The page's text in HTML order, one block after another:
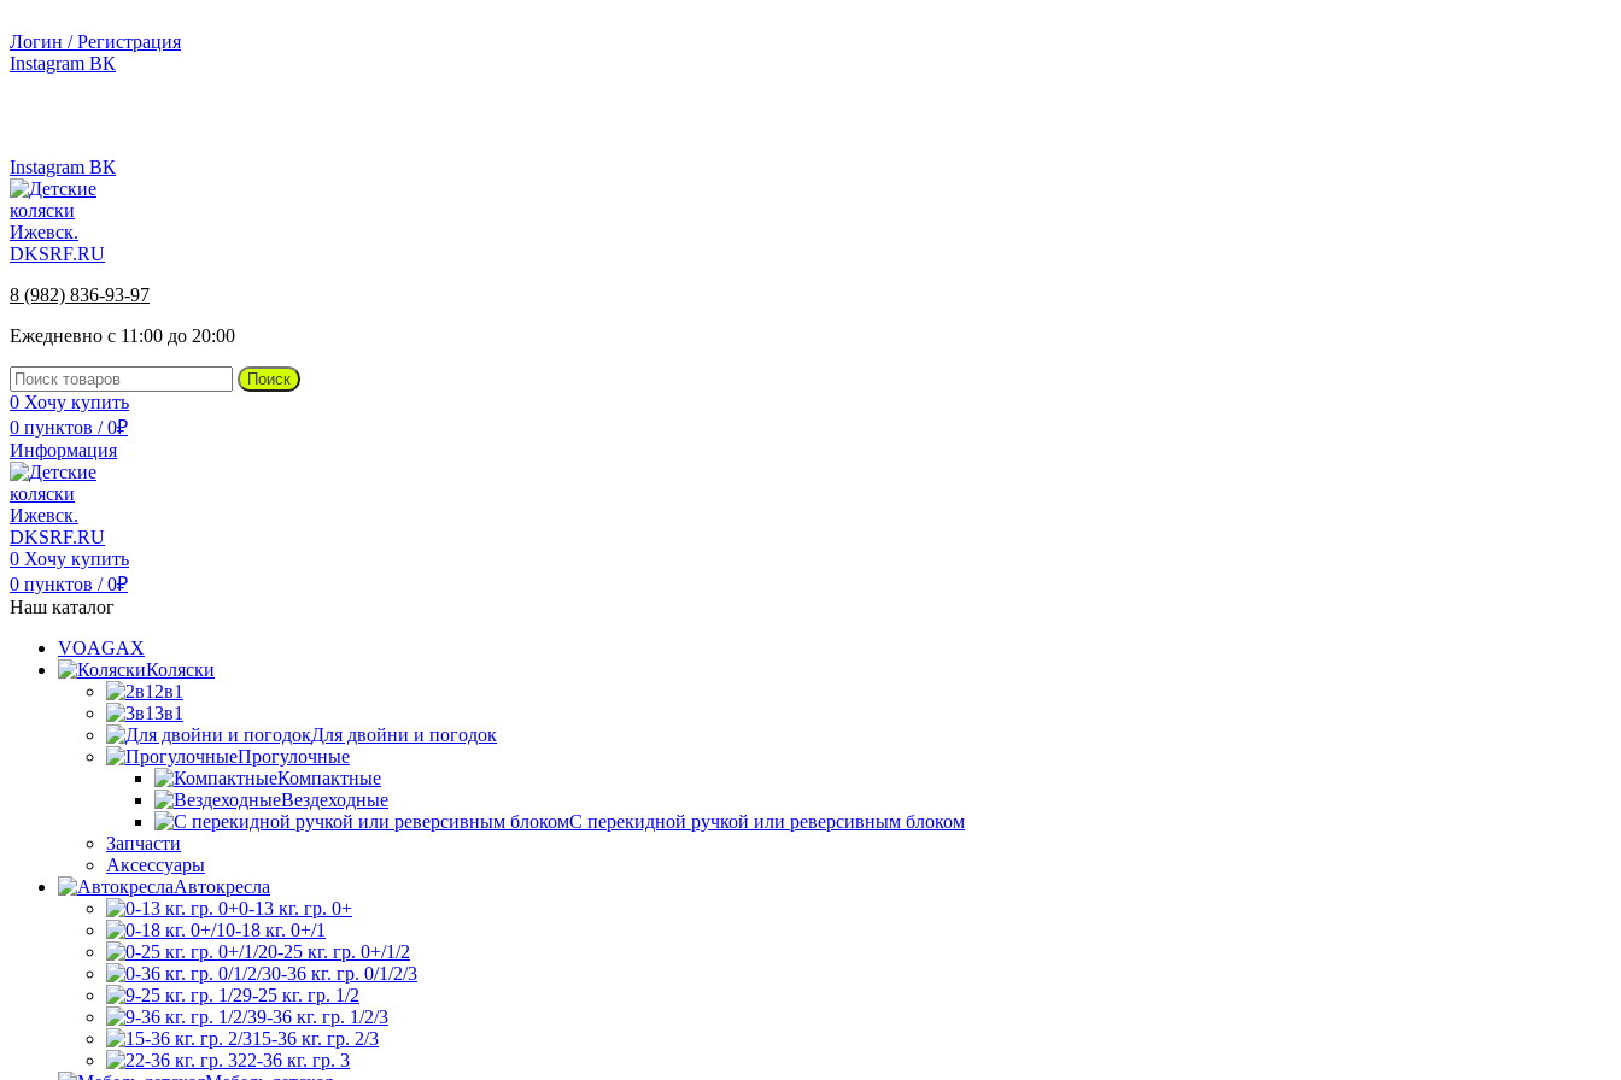
Логин / Регистрация
Instagram ВК
Instagram ВК
8 (982) 836-93-97
Ежедневно с 11:00 до 20:00
Поиск
0 Хочу купить
0 пунктов / 0₽
Информация
0 Хочу купить
0 пунктов / 0₽
Наш каталог
VOAGAX
Коляски
2в1
3в1
Для двойни и погодок
Прогулочные
Компактные
Вездеходные
С перекидной ручкой или реверсивным блоком
Запчасти
Аксессуары
Автокресла
0-13 кг. гр. 0+
0-18 кг. 0+/1
0-25 кг. гр. 0+/1/2
0-36 кг. гр. 0/1/2/3
9-25 кг. гр. 1/2
9-36 кг. гр. 1/2/3
15-36 кг. гр. 2/3
22-36 кг. гр. 3